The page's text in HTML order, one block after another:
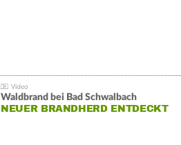
Waldbrand bei Bad Schwalbach
NEUER BRANDHERD ENTDECKT